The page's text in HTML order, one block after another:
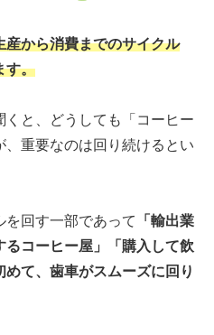
から消費までのサイクル
す。
くと、どうしても「コーヒー
重要なのは回り続けるとい
を回す一部であって
「輸出業
コーヒー屋」「購入して飲
て、歯車がスムーズに回り